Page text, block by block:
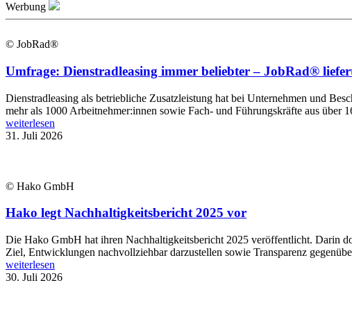
Werbung
© JobRad®
Umfrage: Dienstradleasing immer beliebter – JobRad®
Dienstradleasing als betriebliche Zusatzleistung hat bei Unternehmen und
mehr als 1000 Arbeitnehmer:innen sowie Fach- und Führungskräfte aus über
weiterlesen
31. Juli 2026
© Hako GmbH
Hako legt Nachhaltigkeitsbericht 2025 vor
Die Hako GmbH hat ihren Nachhaltigkeitsbericht 2025 veröffentlicht. Darin
Ziel, Entwicklungen nachvollziehbar darzustellen sowie Transparenz
weiterlesen
30. Juli 2026